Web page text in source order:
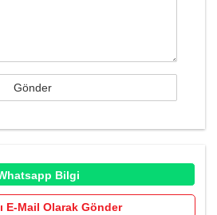
Bilgi
E-Mail Olarak Gönder